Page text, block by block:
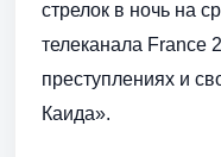
стрелок в ночь на
телеканала France
преступлениях и
Каида».